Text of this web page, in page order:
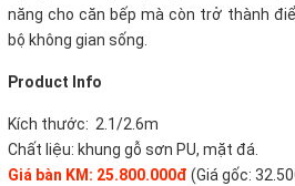
năng cho căn bếp mà còn trở thành
bộ không gian sống.
Product Info
Kích thước: 2.1/2.6m
Chất liệu: khung gỗ sơn PU, mặt đá.
Giá bàn KM: 25.800.000đ (Giá gốc: